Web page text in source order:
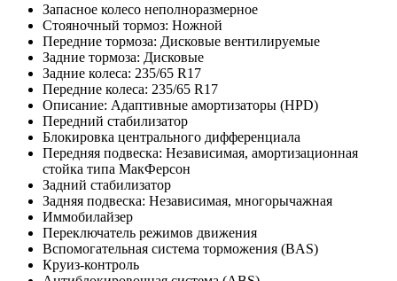
Запасное колесо неполноразмерное
Стояночный тормоз: Ножной
Передние тормоза: Дисковые вентилируемые
Задние тормоза: Дисковые
Задние колеса: 235/65 R17
Передние колеса: 235/65 R17
Описание: Адаптивные амортизаторы (HPD)
Передний стабилизатор
Блокировка центрального дифференциала
Передняя подвеска: Независимая, амортизационная
стойка типа МакФерсон
Задний стабилизатор
Задняя подвеска: Независимая, многорычажная
Иммобилайзер
Переключатель режимов движения
Вспомогательная система торможения (BAS)
Круиз-контроль